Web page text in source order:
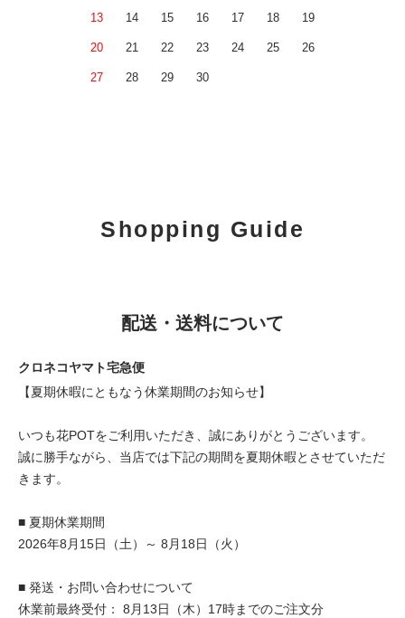
13 14 15 16 17 18 19
20 21 22 23 24 25 26
27 28 29 30
Shopping Guide
配送・送料について
クロネコヤマト宅急便
【夏期休暇にともなう休業期間のお知らせ】
いつも花POTをご利用いただき、誠にありがとうございます。
誠に勝手ながら、当店では下記の期間を夏期休暇とさせていただ
きます。
■ 夏期休業期間
2026年8月15日（土）～ 8月18日（火）
■ 発送・お問い合わせについて
休業前最終受付： 8月13日（木）17時までのご注文分